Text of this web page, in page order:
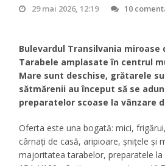
29 mai 2026, 12:19 10
Bulevardul Transilvania miroase
Tarabele amplasate în centrul
Mare sunt deschise, grătarele
sătmărenii au început să se
preparatelor scoase la vânzare
Oferta este una bogată: mici,
cârnați de casă, aripioare, șnițele și
majoritatea tarabelor, preparatele la